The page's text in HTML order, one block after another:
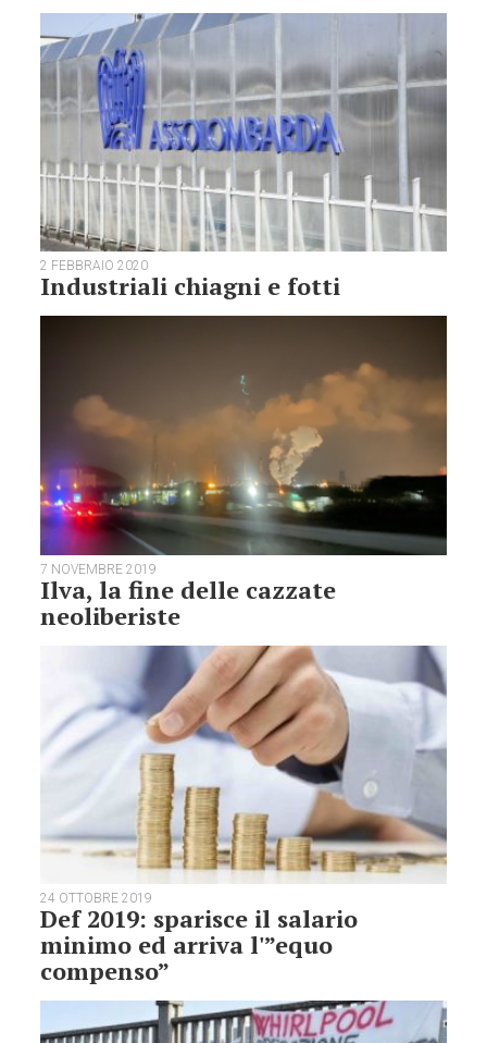
2 FEBBRAIO 2020
Industriali chiagni e fotti
7 NOVEMBRE 2019
Ilva, la fine delle cazzate
neoliberiste
24 OTTOBRE 2019
Def 2019: sparisce il salario
minimo ed arriva l'”equo
compenso”